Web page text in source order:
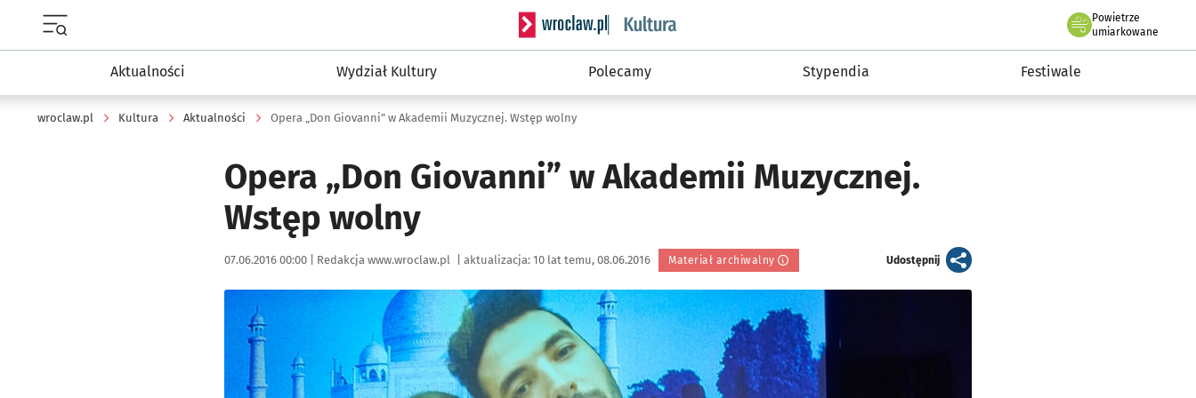
Serwis informacyjny wroclaw.pl podserwis: Kultura
Powietrze
we Wrocławiu
umiarkowane
Aktualności Wydział Kultury Polecamy Stypendia Festiwale
wroclaw.pl Kultura Aktualności Opera „Don Giovanni” w Akademii Muzycznej. Wstęp wolny
Opera „Don Giovanni” w Akademii Muzycznej.
Wstęp wolny
Data publikacji:
07.06.2016 00:00 | Autor:
Redakcja www.wroclaw.pl aktualizacja: 10 lat temu, 08.06.2016 Materiał archiwalny Udostępnijartykuł